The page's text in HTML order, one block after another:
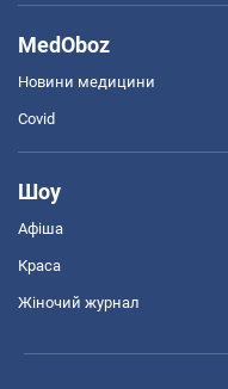
MedOboz
Новини медицини
Covid
Шоу
Афіша
Краса
Жіночий журнал